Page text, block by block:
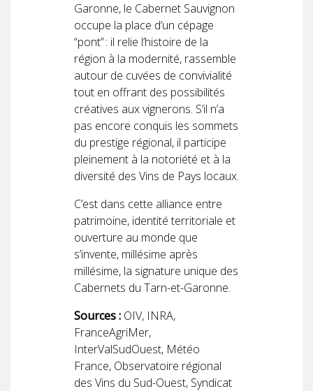
Garonne, le Cabernet Sauvignon
occupe la place d’un cépage
“pont” : il relie l’histoire de la
région à la modernité, rassemble
autour de cuvées de convivialité
tout en offrant des possibilités
créatives aux vignerons. S’il n’a
pas encore conquis les sommets
du prestige régional, il participe
pleinement à la notoriété et à la
diversité des Vins de Pays locaux.
C’est dans cette alliance entre
patrimoine, identité territoriale et
ouverture au monde que
s’invente, millésime après
millésime, la signature unique des
Cabernets du Tarn-et-Garonne.
Sources : OIV, INRA,
FranceAgriMer,
InterValSudOuest, Météo
France, Observatoire régional
des Vins du Sud-Ouest, Syndicat